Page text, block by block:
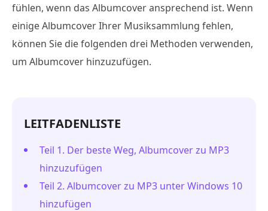
fühlen, wenn das Albumcover ansprechend ist. Wenn
einige Albumcover Ihrer Musiksammlung fehlen,
können Sie die folgenden drei Methoden verwenden,
um Albumcover hinzuzufügen.
LEITFADENLISTE
Teil 1. Der beste Weg, Albumcover zu MP3
hinzuzufügen
Teil 2. Albumcover zu MP3 unter Windows 10
hinzufügen